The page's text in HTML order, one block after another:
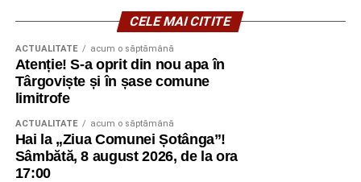
CELE MAI CITITE
ACTUALITATE acum o săptămână
Atenție! S-a oprit din nou apa în
Târgoviște și în șase comune
limitrofe
ACTUALITATE acum o săptămână
Hai la „Ziua Comunei Șotânga”!
Sâmbătă, 8 august 2026, de la ora
17:00